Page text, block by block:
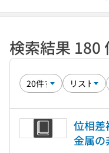
検索結果 180
位相差
金属の